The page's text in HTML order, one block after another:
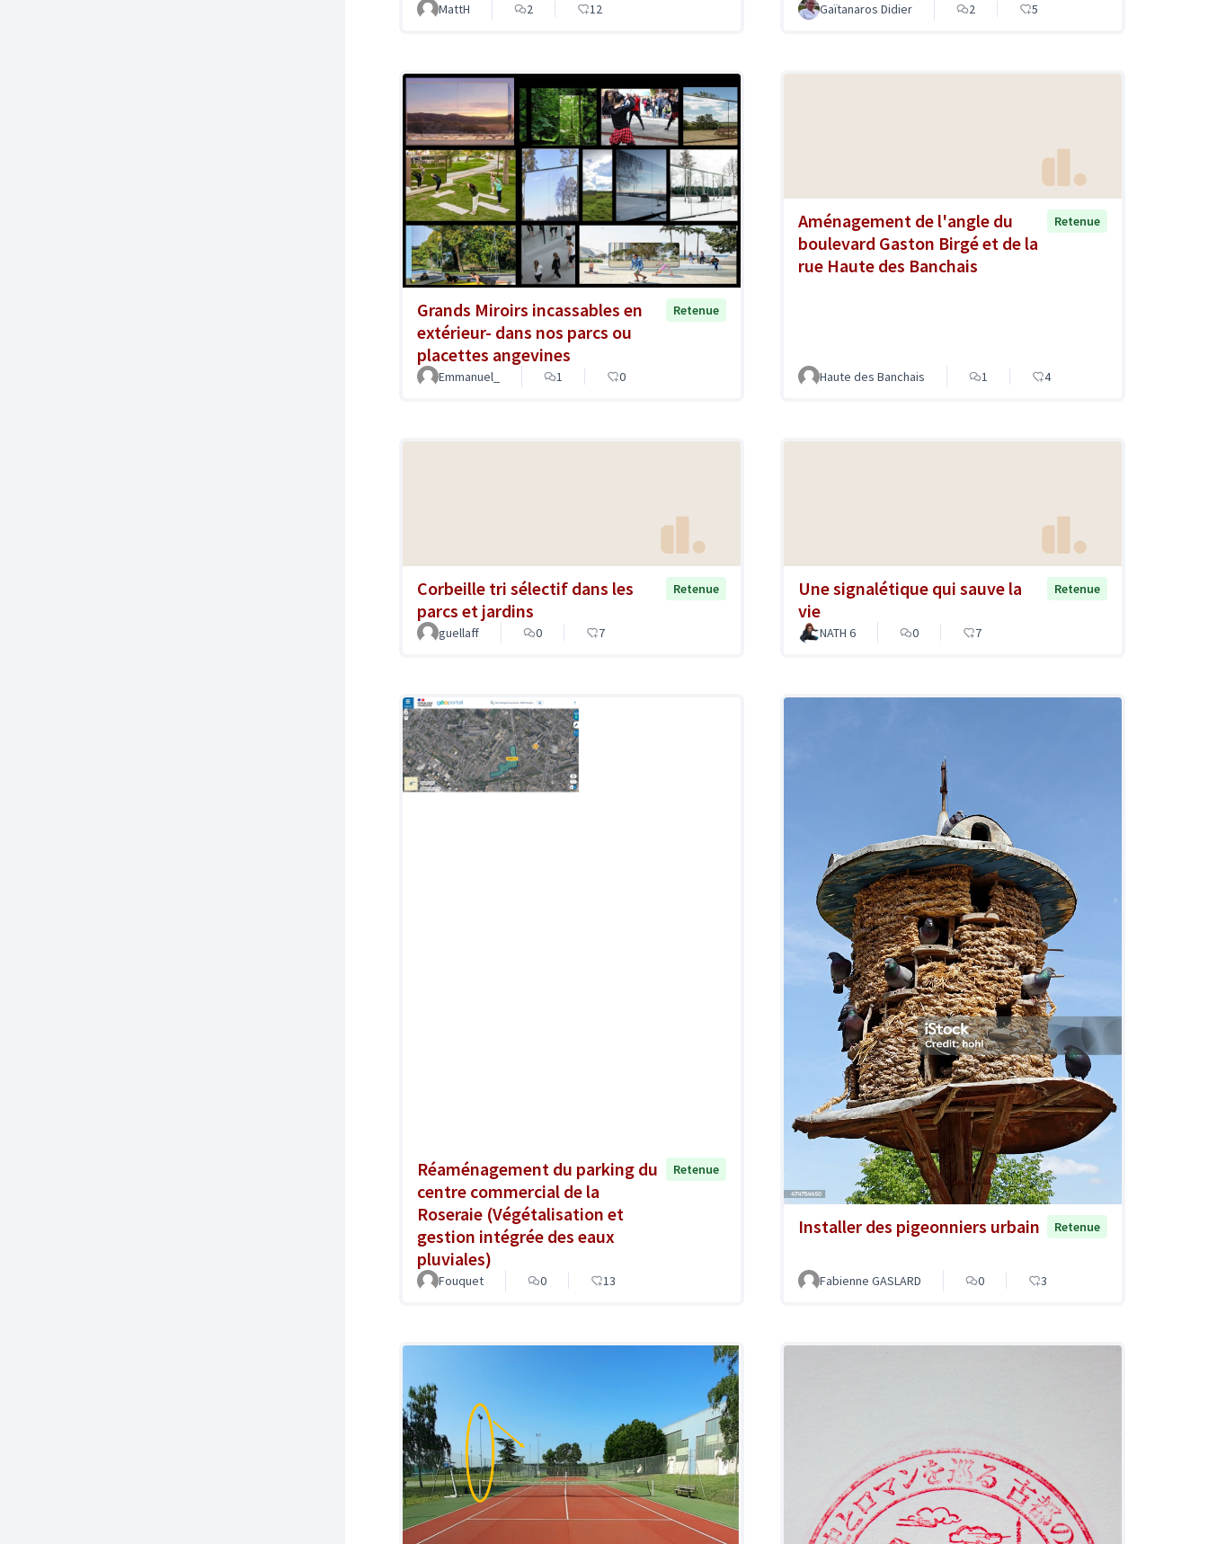
MattH 2 12 Gaïtanaros Didier 2 5
Grands Miroirs incassables en
extérieur- dans nos parcs ou
placettes angevines
Retenue
Emmanuel_ 1 0
Aménagement de l'angle du
boulevard Gaston Birgé et de la
rue Haute des Banchais
Retenue
Haute des Banchais 1 4
Corbeille tri sélectif dans les
parcs et jardins
Retenue
guellaff 0 7
Une signalétique qui sauve la
vie
Retenue
NATH 6 0 7
Réaménagement du parking du
centre commercial de la
Roseraie (Végétalisation et
gestion intégrée des eaux
pluviales)
Retenue
Fouquet 0 13
Installer des pigeonniers urbain Retenue
Fabienne GASLARD 0 3